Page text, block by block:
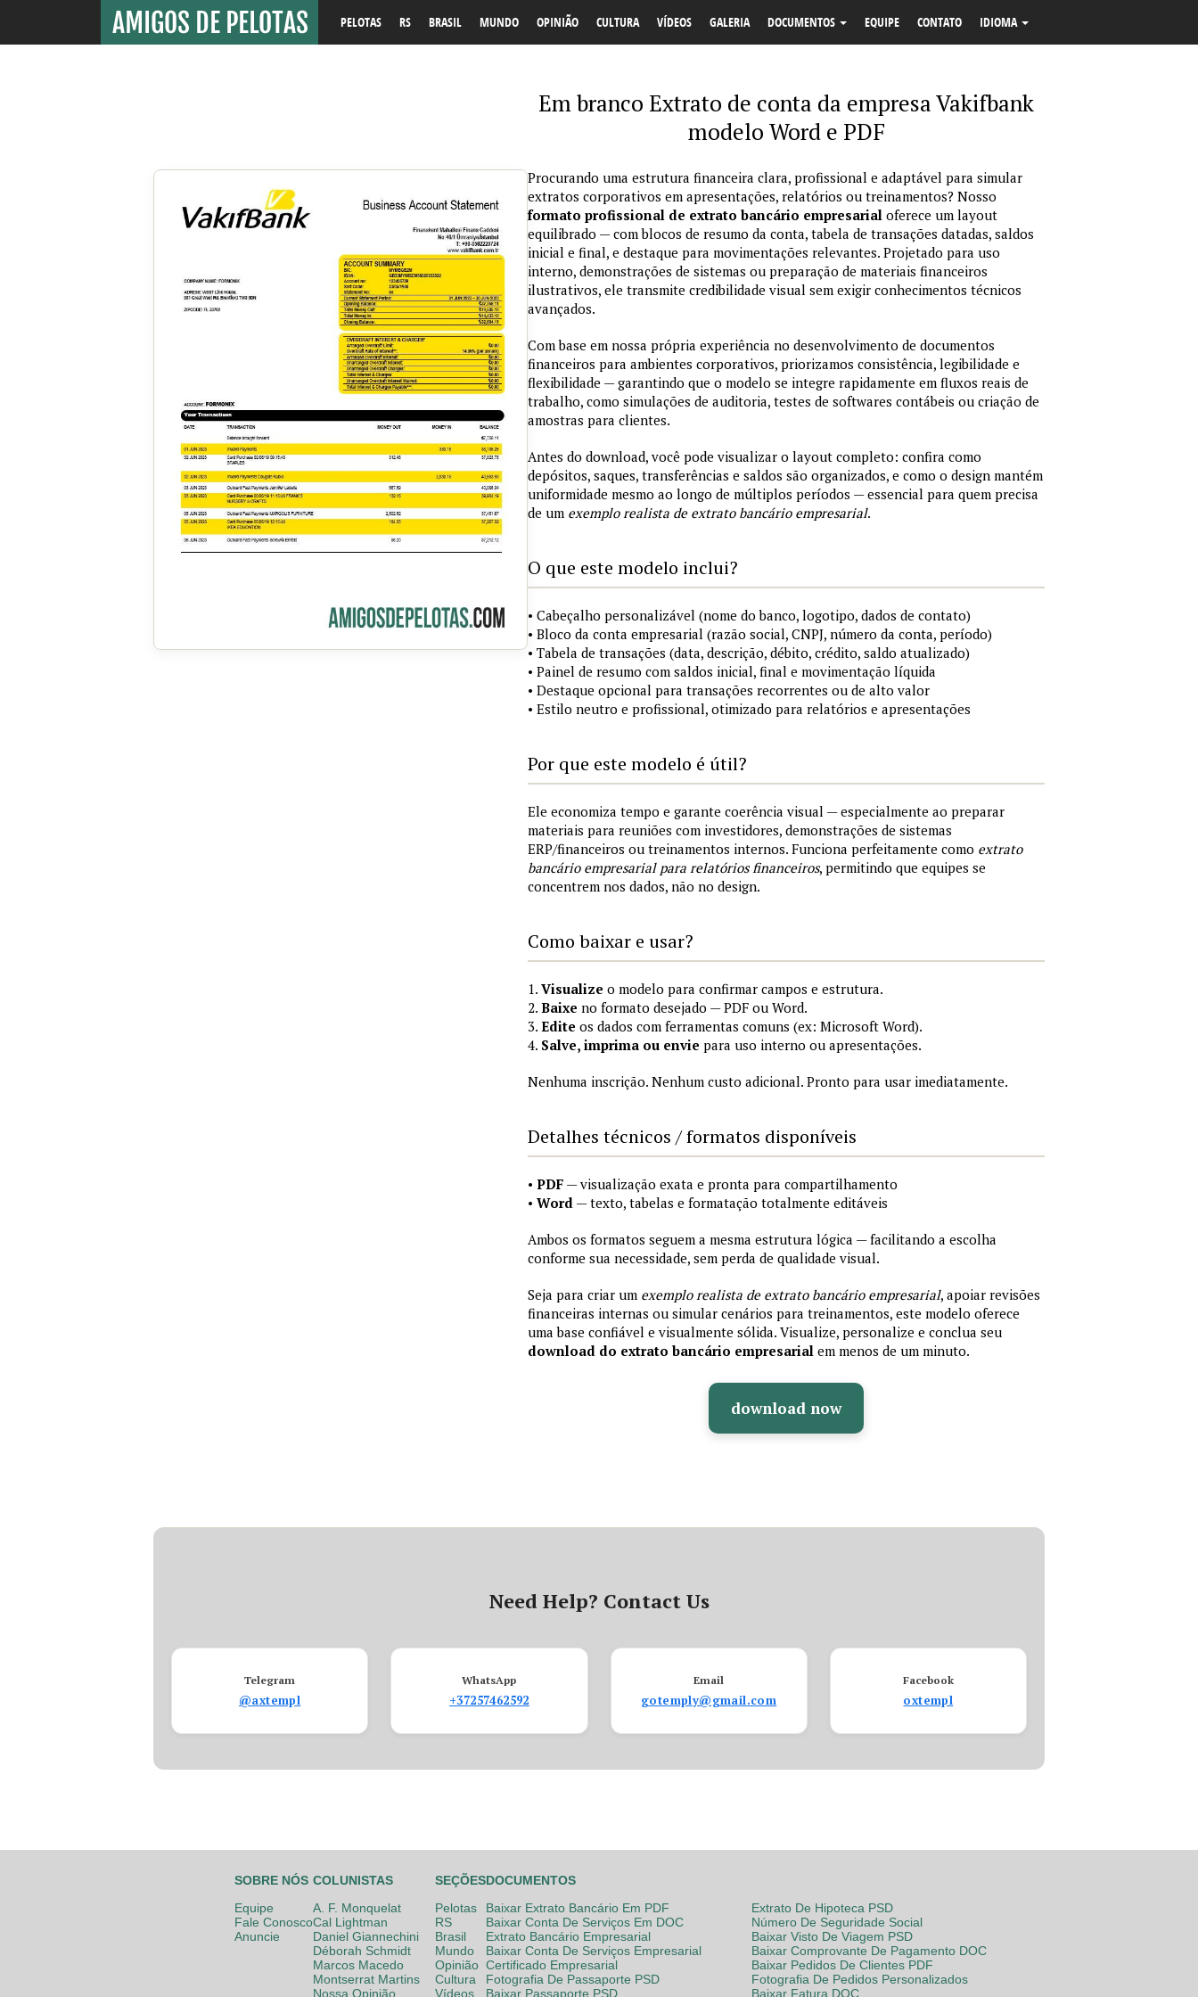
PELOTAS RS BRASIL MUNDO OPINIÃO CULTURA VÍDEOS GALERIA DOCUMENTOS EQUIPE CONTATO IDIOMA
Em branco Extrato de conta da empresa Vakifbank
modelo Word e PDF
Procurando uma estrutura financeira clara, profissional e adaptável para simular
extratos corporativos em apresentações, relatórios ou treinamentos? Nosso
formato profissional de extrato bancário empresarial oferece um layout
equilibrado — com blocos de resumo da conta, tabela de transações datadas, saldos
inicial e final, e destaque para movimentações relevantes. Projetado para uso
interno, demonstrações de sistemas ou preparação de materiais financeiros
ilustrativos, ele transmite credibilidade visual sem exigir conhecimentos técnicos
avançados.
Com base em nossa própria experiência no desenvolvimento de documentos
financeiros para ambientes corporativos, priorizamos consistência, legibilidade e
flexibilidade — garantindo que o modelo se integre rapidamente em fluxos reais de
trabalho, como simulações de auditoria, testes de softwares contábeis ou criação de
amostras para clientes.
Antes do download, você pode visualizar o layout completo: confira como
depósitos, saques, transferências e saldos são organizados, e como o design mantém
uniformidade mesmo ao longo de múltiplos períodos — essencial para quem precisa
de um exemplo realista de extrato bancário empresarial.
O que este modelo inclui?
• Cabeçalho personalizável (nome do banco, logotipo, dados de contato)
• Bloco da conta empresarial (razão social, CNPJ, número da conta, período)
• Tabela de transações (data, descrição, débito, crédito, saldo atualizado)
• Painel de resumo com saldos inicial, final e movimentação líquida
• Destaque opcional para transações recorrentes ou de alto valor
• Estilo neutro e profissional, otimizado para relatórios e apresentações
Por que este modelo é útil?
Ele economiza tempo e garante coerência visual — especialmente ao preparar
materiais para reuniões com investidores, demonstrações de sistemas
ERP/financeiros ou treinamentos internos. Funciona perfeitamente como extrato
bancário empresarial para relatórios financeiros, permitindo que equipes se
concentrem nos dados, não no design.
Como baixar e usar?
1. Visualize o modelo para confirmar campos e estrutura.
2. Baixe no formato desejado — PDF ou Word.
3. Edite os dados com ferramentas comuns (ex: Microsoft Word).
4. Salve, imprima ou envie para uso interno ou apresentações.
Nenhuma inscrição. Nenhum custo adicional. Pronto para usar imediatamente.
Detalhes técnicos / formatos disponíveis
• PDF — visualização exata e pronta para compartilhamento
• Word — texto, tabelas e formatação totalmente editáveis
Ambos os formatos seguem a mesma estrutura lógica — facilitando a escolha
conforme sua necessidade, sem perda de qualidade visual.
Seja para criar um exemplo realista de extrato bancário empresarial, apoiar revisões
financeiras internas ou simular cenários para treinamentos, este modelo oferece
uma base confiável e visualmente sólida. Visualize, personalize e conclua seu
download do extrato bancário empresarial em menos de um minuto.
download now
Need Help? Contact Us
Telegram
@axtempl
WhatsApp
+37257462592
Email
gotemply@gmail.com
Facebook
oxtempl
SOBRE NÓS
Equipe
Fale Conosco
Anuncie
COLUNISTAS
A. F. Monquelat
Cal Lightman
Daniel Giannechini
Déborah Schmidt
Marcos Macedo
Montserrat Martins
Nossa Opinião
SEÇÕES
Pelotas
RS
Brasil
Mundo
Opinião
Cultura
Vídeos
DOCUMENTOS
Baixar Extrato Bancário Em PDF
Baixar Conta De Serviços Em DOC
Extrato Bancário Empresarial
Baixar Conta De Serviços Empresarial
Certificado Empresarial
Fotografia De Passaporte PSD
Baixar Passaporte PSD
Extrato De Hipoteca PSD
Número De Seguridade Social
Baixar Visto De Viagem PSD
Baixar Comprovante De Pagamento DOC
Baixar Pedidos De Clientes PDF
Fotografia De Pedidos Personalizados
Baixar Fatura DOC